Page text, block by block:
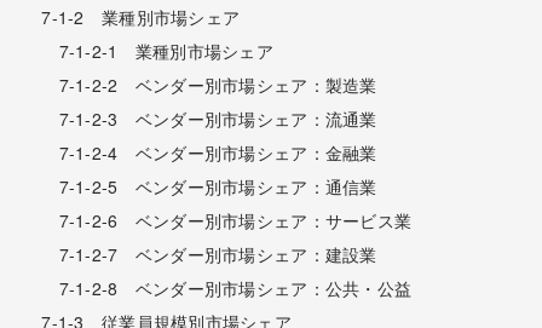
7-1-2 業種別市場シェア
7-1-2-1 業種別市場シェア
7-1-2-2 ベンダー別市場シェア：製造業
7-1-2-3 ベンダー別市場シェア：流通業
7-1-2-4 ベンダー別市場シェア：金融業
7-1-2-5 ベンダー別市場シェア：通信業
7-1-2-6 ベンダー別市場シェア：サービス業
7-1-2-7 ベンダー別市場シェア：建設業
7-1-2-8 ベンダー別市場シェア：公共・公益
7-1-3 従業員規模別市場シェア